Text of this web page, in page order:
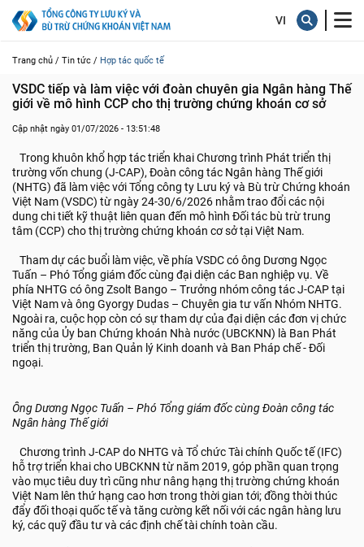
Trang chủ / Tin tức / Hợp tác quốc tế
VSDC tiếp và làm việc với đoàn chuyên gia Ngân hàng Thế
giới về mô hình CCP cho thị trường chứng khoán cơ sở
Cập nhật ngày 01/07/2026 - 13:51:48
Trong khuôn khổ hợp tác triển khai Chương trình Phát triển thị
trường vốn chung (J-CAP), Đoàn công tác Ngân hàng Thế giới
(NHTG) đã làm việc với Tổng công ty Lưu ký và Bù trừ Chứng khoán
Việt Nam (VSDC) từ ngày 24-30/6/2026 nhằm trao đổi các nội
dung chi tiết kỹ thuật liên quan đến mô hình Đối tác bù trừ trung
tâm (CCP) cho thị trường chứng khoán cơ sở tại Việt Nam.
Tham dự các buổi làm việc, về phía VSDC có ông Dương Ngọc
Tuấn – Phó Tổng giám đốc cùng đại diện các Ban nghiệp vụ. Về
phía NHTG có ông Zsolt Bango – Trưởng nhóm công tác J-CAP tại
Việt Nam và ông Gyorgy Dudas – Chuyên gia tư vấn Nhóm NHTG.
Ngoài ra, cuộc họp còn có sự tham dự của đại diện các đơn vị chức
năng của Ủy ban Chứng khoán Nhà nước (UBCKNN) là Ban Phát
triển thị trường, Ban Quản lý Kinh doanh và Ban Pháp chế - Đối
ngoại.
Ông Dương Ngọc Tuấn – Phó Tổng giám đốc cùng Đoàn công tác
Ngân hàng Thế giới
Chương trình J-CAP do NHTG và Tổ chức Tài chính Quốc tế (IFC)
hỗ trợ triển khai cho UBCKNN từ năm 2019, góp phần quan trọng
vào mục tiêu duy trì cũng như nâng hạng thị trường chứng khoán
Việt Nam lên thứ hạng cao hơn trong thời gian tới; đồng thời thúc
đẩy đối thoại quốc tế và tăng cường kết nối với các ngân hàng lưu
ký, các quỹ đầu tư và các định chế tài chính toàn cầu.